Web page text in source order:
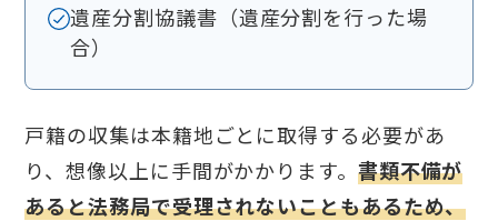
遺産分割協議書（遺産分割を行った場
合）
戸籍の収集は本籍地ごとに取得する必要があ
り、想像以上に手間がかかります。 書類不備が
あると法務局で受理されないこともあるため、